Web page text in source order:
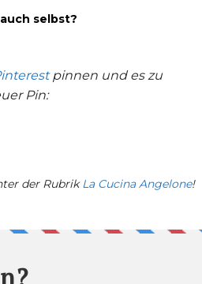
selbst?
pinnen und es zu
Pin:
der Rubrik La Cucina Angelone!